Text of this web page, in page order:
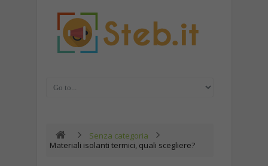
Senza categoria
Materiali isolanti termici, quali scegliere?